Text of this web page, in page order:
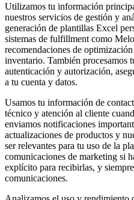
Utilizamos tu información
nuestros servicios de gestión y
generación de plantillas Excel
sistemas de fulfillment como
recomendaciones de optimización
inventario. También procesamos
autenticación y autorización,
a tu cuenta y datos.
Usamos tu información de
técnico y atención al cliente
enviamos notificaciones
actualizaciones de productos y
ser relevantes para tu uso de la
comunicaciones de marketing si
explícito para recibirlas, y
comunicaciones.